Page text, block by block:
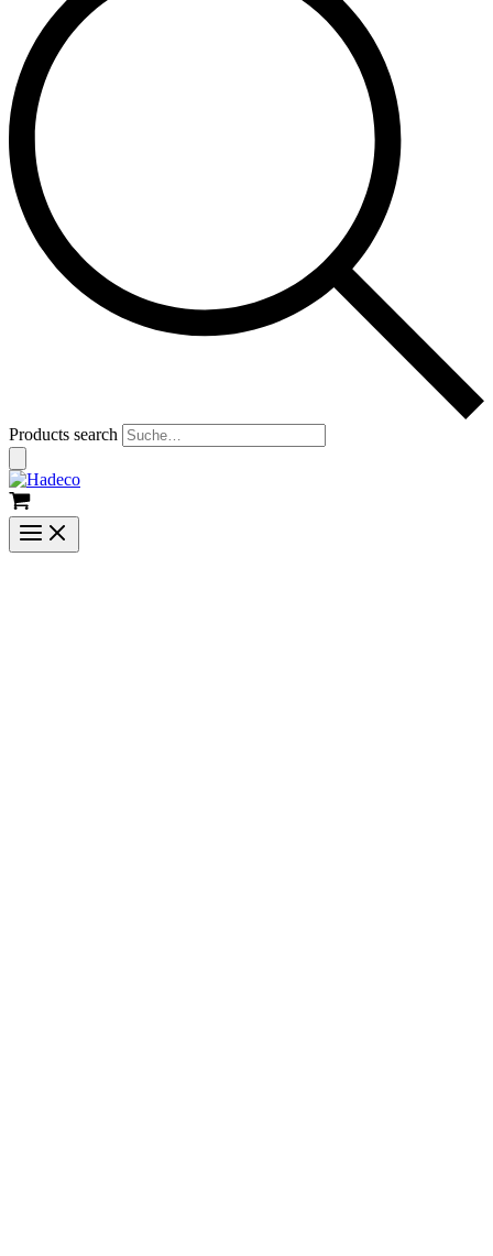
Products search